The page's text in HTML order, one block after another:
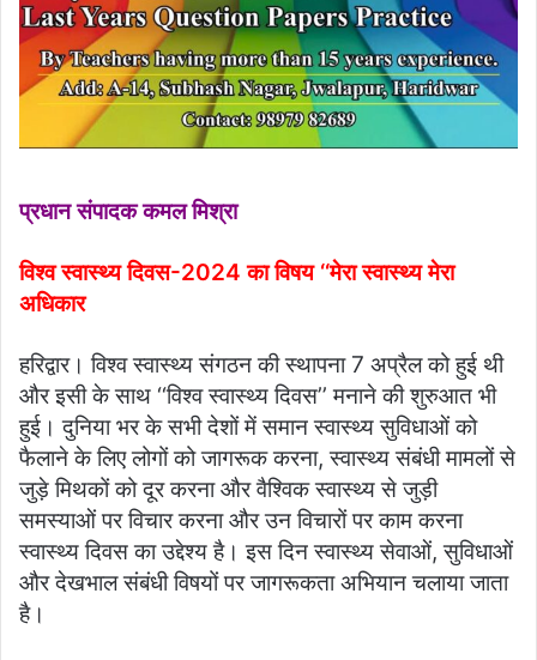
प्रधान संपादक कमल मिश्रा
विश्व स्वास्थ्य दिवस-2024 का विषय ‘‘मेरा स्वास्थ्य मेरा
अधिकार
हरिद्वार। विश्व स्वास्थ्य संगठन की स्थापना 7 अप्रैल को हुई थी
और इसी के साथ ‘‘विश्व स्वास्थ्य दिवस’’ मनाने की शुरुआत भी
हुई। दुनिया भर के सभी देशों में समान स्वास्थ्य सुविधाओं को
फैलाने के लिए लोगों को जागरूक करना, स्वास्थ्य संबंधी मामलों से
जुड़े मिथकों को दूर करना और वैश्विक स्वास्थ्य से जुड़ी
समस्याओं पर विचार करना और उन विचारों पर काम करना
स्वास्थ्य दिवस का उद्देश्य है। इस दिन स्वास्थ्य सेवाओं, सुविधाओं
और देखभाल संबंधी विषयों पर जागरूकता अभियान चलाया जाता
है।